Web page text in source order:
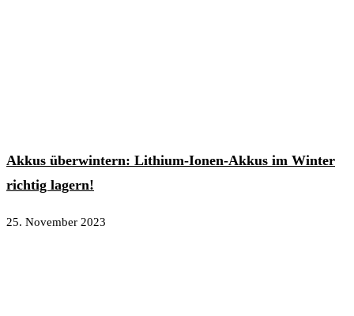
Akkus überwintern: Lithium-Ionen-Akkus im Winter
richtig lagern!
25. November 2023